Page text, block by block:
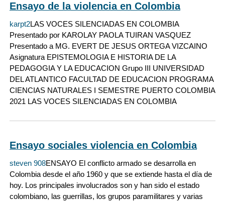
Ensayo de la violencia en Colombia
karpt2LAS VOCES SILENCIADAS EN COLOMBIA
Presentado por KAROLAY PAOLA TUIRAN VASQUEZ
Presentado a MG. EVERT DE JESUS ORTEGA VIZCAINO
Asignatura EPISTEMOLOGIA E HISTORIA DE LA
PEDAGOGIA Y LA EDUCACION Grupo III UNIVERSIDAD
DEL ATLANTICO FACULTAD DE EDUCACION PROGRAMA
CIENCIAS NATURALES I SEMESTRE PUERTO COLOMBIA
2021 LAS VOCES SILENCIADAS EN COLOMBIA
Ensayo sociales violencia en Colombia
steven 908ENSAYO El conflicto armado se desarrolla en
Colombia desde el año 1960 y que se extiende hasta el día de
hoy. Los principales involucrados son y han sido el estado
colombiano, las guerrillas, los grupos paramilitares y varias